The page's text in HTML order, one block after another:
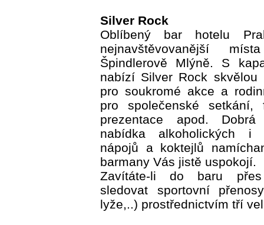
Silver Rock
Oblíbený bar hotelu
nejnavštěvovanější
Špindlerově Mlýně. S
nabízí Silver Rock skvělou
pro soukromé akce a
pro společenské setkání,
prezentace apod.
nabídka alkoholických i
nápojů a koktejlů
barmany Vás jistě uspokojí.
Zavítáte-li do baru
sledovat sportovní
lyže,..) prostřednictvím tří